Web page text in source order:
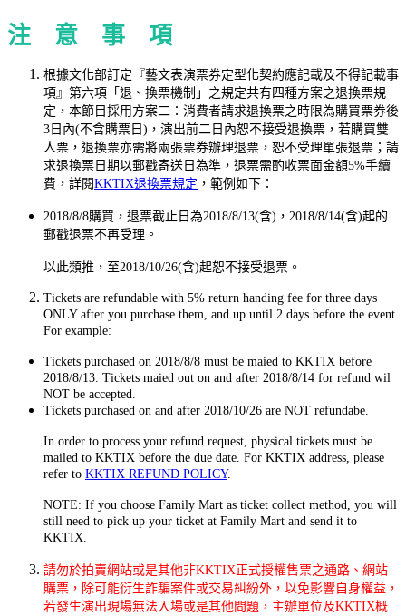
注 意 事 項
根據文化部訂定『藝文表演票券定型化契約應記載及不得記載事
項』第六項「退、換票機制」之規定共有四種方案之退換票規
定，本節目採用方案二：消費者請求退換票之時限為購買票券後
3日內(不含購票日)，演出前二日內恕不接受退換票，若購買雙
人票，退換票亦需將兩張票券辦理退票，恕不受理單張退票；請
求退換票日期以郵戳寄送日為準，退票需酌收票面金額5%手續
費，詳閱KKTIX退換票規定 ，範例如下：
2018/8/8購買，退票截止日為2018/8/13(含)，2018/8/14(含)起的
郵戳退票不再受理。
以此類推，至2018/10/26(含)起恕不接受退票。
Tickets are refundable with 5% return handing fee for three days
ONLY after you purchase them, and up until 2 days before the event.
For example:
Tickets purchased on 2018/8/8 must be maied to KKTIX before
2018/8/13. Tickets maied out on and after 2018/8/14 for refund wil
NOT be accepted.
Tickets purchased on and after 2018/10/26 are NOT refundabe.
In order to process your refund request, physical tickets must be
mailed to KKTIX before the due date. For KKTIX address, please
refer to KKTIX REFUND POLICY.
NOTE: If you choose Family Mart as ticket collect method, you will
still need to pick up your ticket at Family Mart and send it to
KKTIX.
請勿於拍賣網站或是其他非KKTIX正式授權售票之通路、網站
購票，除可能衍生詐騙案件或交易糾紛外，以免影響自身權益，
若發生演出現場無法入場或是其他問題，主辦單位及KKTIX概